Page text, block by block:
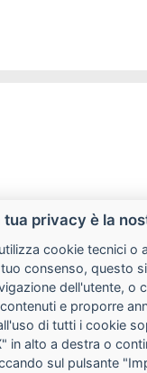
Valsamoggia (BO)
tua privacy è la
cookie tecnici o
consenso, questo
dell'utente, o
e proporre
di tutti i cookie
in alto a destra o
sul pulsante